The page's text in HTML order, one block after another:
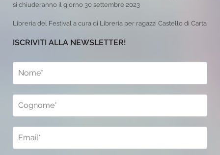
si chiuderanno il giorno 30 settembre 2023
Libreria del Festival a cura di Libreria per ragazzi Castello di Carta
ISCRIVITI ALLA NEWSLETTER!